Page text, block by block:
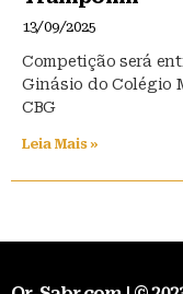
13/09/2025
Competição será
Ginásio do Colégio
CBG
Leia Mais »